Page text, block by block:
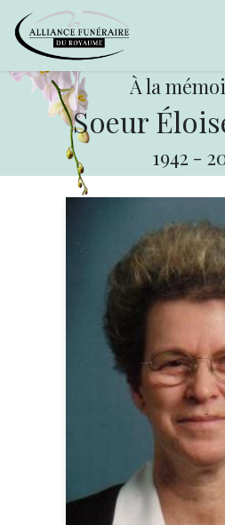
À la
Soeur
1942 -